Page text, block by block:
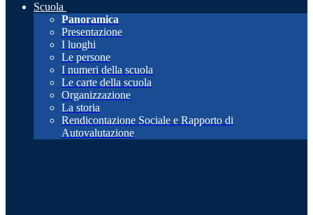
Scuola
Panoramica
Presentazione
I luoghi
Le persone
I numeri della scuola
Le carte della scuola
Organizzazione
La storia
Rendicontazione Sociale e Rapporto di
Autovalutazione